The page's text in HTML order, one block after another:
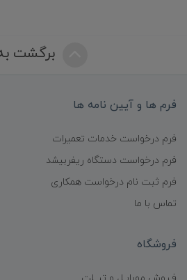
برگشت به
فرم ها و آیین نامه ها
فرم درخواست خدمات تعمیرات
فرم درخواست دستگاه ریفربیشد
فرم ثبت نام درخواست همکاری
تماس با ما
فروشگاه